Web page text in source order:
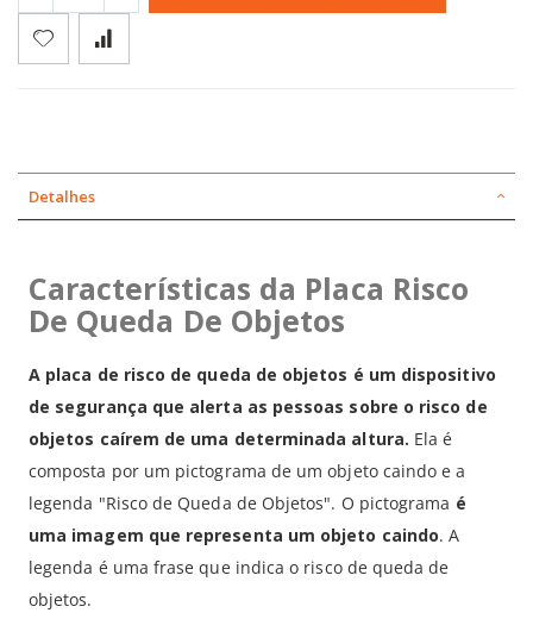
Detalhes
Características da Placa Risco
De Queda De Objetos
A placa de risco de queda de objetos é um dispositivo
de segurança que alerta as pessoas sobre o risco de
objetos caírem de uma determinada altura. Ela é
composta por um pictograma de um objeto caindo e a
legenda "Risco de Queda de Objetos". O pictograma é
uma imagem que representa um objeto caindo. A
legenda é uma frase que indica o risco de queda de
objetos.